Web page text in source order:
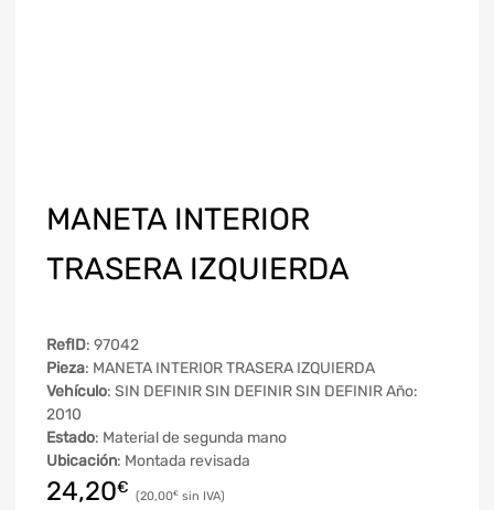
MANETA INTERIOR
TRASERA IZQUIERDA
RefID: 97042
Pieza: MANETA INTERIOR TRASERA IZQUIERDA
Vehículo: SIN DEFINIR SIN DEFINIR SIN DEFINIR Año:
2010
Estado: Material de segunda mano
Ubicación: Montada revisada
24,20€ 20,00€